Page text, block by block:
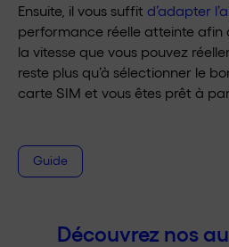
Ensuite, il vous suffit d’adapter
performance réelle atteinte afin
la vitesse que vous pouvez
reste plus qu’à sélectionner le
carte SIM et vous êtes prêt à
Guide
Découvrez nos